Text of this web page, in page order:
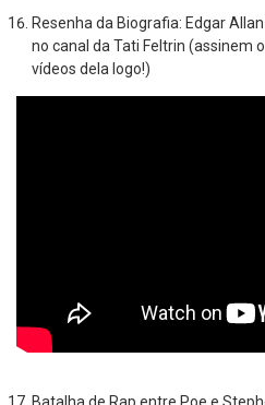
Resenha da Biografia: Edgar
no canal da Tati Feltrin (assinem
vídeos dela logo!)